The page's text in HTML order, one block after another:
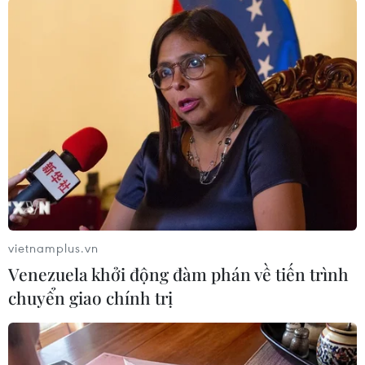
TIN LIÊN QUAN
vietnamplus.vn
Venezuela khởi động đàm phán về tiến trình
chuyển giao chính trị